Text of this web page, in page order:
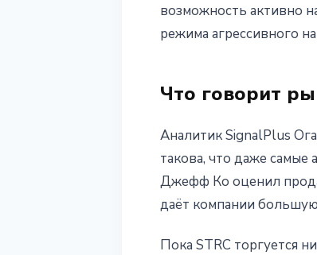
возможность активно
режима агрессивного
Что говорит
Аналитик SignalPlus
такова, что даже
Джефф Ко оценил
даёт компании
Пока STRC торгуется